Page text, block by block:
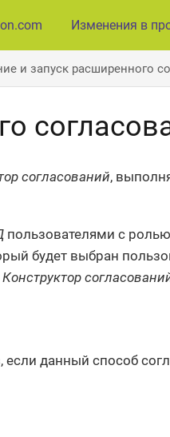
Изменения в
и запуск расширенного
согласований,
пользователями с
будет выбран
Конструктор
данный способ